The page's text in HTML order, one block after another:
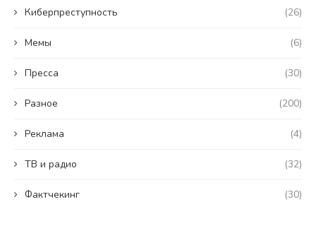
Киберпреступность (26)
Мемы (6)
Пресса (30)
Разное (200)
Реклама (4)
ТВ и радио (32)
Фактчекинг (30)